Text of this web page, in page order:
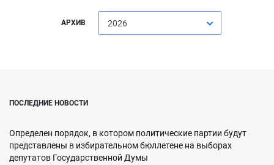
АРХИВ 2026
ПОСЛЕДНИЕ НОВОСТИ
Определен порядок, в котором политические партии будут
представлены в избирательном бюллетене на выборах
депутатов Государственной Думы